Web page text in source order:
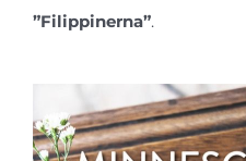
”Filippinerna”.